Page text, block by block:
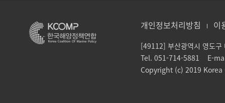
개인정보처리방침 이
[49112] 부산광역시 영도구
Tel. 051-714-5881 E-
Copyright (c) 2019